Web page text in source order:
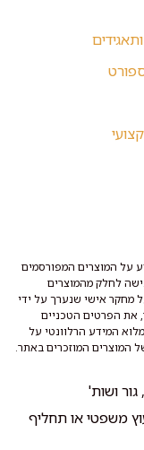
על המוצרים המפורסמים
לחלק מהמוצרים
מחקר אישי שנערך על ידי
את הפרטים הטכניים
המידע הרלוונטי על
המוצרים המוזכרים באתר.
משפטי או תחליף